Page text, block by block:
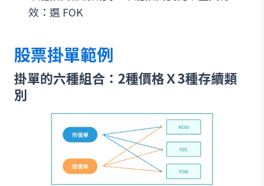
效：選 FOK
股票掛單範例
掛單的六種組合：2種價格Ｘ3種存續類
別